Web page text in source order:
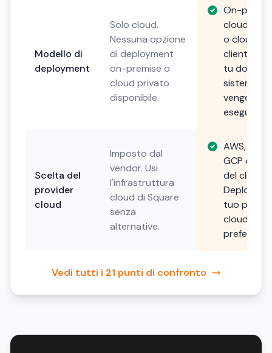
Modello di
deployment
Solo cloud.
Nessuna opzione
di deployment
on-premise o
cloud privato
disponibile.
On-
cloud
o cloud del
cliente.
tu dove i
sistemi
vengono
eseguiti.
Scelta del
provider
cloud
Imposto dal
vendor. Usi
l'infrastruttura
cloud di Square
senza
alternative.
AWS,
GCP o
del cliente.
Deploya
tuo
cloud
preferito.
Vedi tutti i 21 punti di confronto